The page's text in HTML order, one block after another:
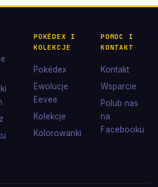
POKÉDEX I
KOLEKCJE
Pokédex
Ewolucje
Eevee
Kolekcje
Kolorowanki
POMOC I
KONTAKT
Kontakt
Wsparcie
Polub nas
na
Facebooku